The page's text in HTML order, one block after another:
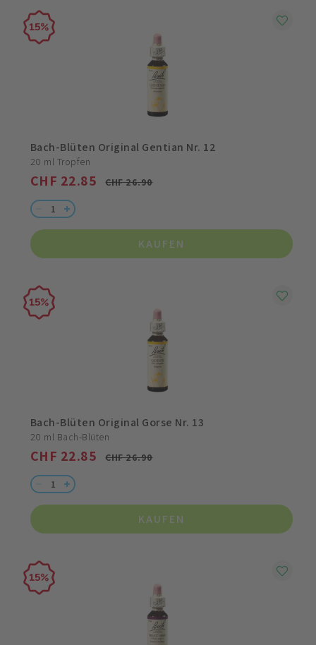
15
Bach-Blüten Original Gentian Nr. 12
20 ml Tropfen
CHF 26.90
CHF 22.85
KAUFEN
15
Bach-Blüten Original Gorse Nr. 13
20 ml Bach-Blüten
CHF 26.90
CHF 22.85
KAUFEN
15